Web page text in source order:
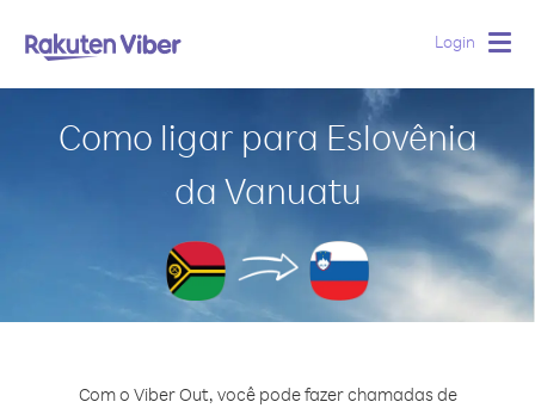
Login
Como ligar para Eslovênia
da Vanuatu
Com o Viber Out, você pode fazer chamadas de